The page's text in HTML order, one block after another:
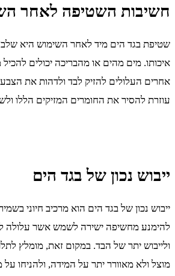
חשיבות השטיפה לאחר
שטיפת בגד הים מיד לאחר השימוש היא
איכותו. מים מהים או מהבריכה יכולים להכיל
אחרים העלולים להזיק לבד ולדהות את
עוזרת להסיר את החומרים המזיקים הללו
ייבוש נכון של בגד הים
ייבוש נכון של בגד הים הוא מרכיב חיוני
להימנע מחשיפה ישירה לשמש אשר עלולה
ולייבוש יתר של הבד. במקום זאת, מומלץ
מוצל ולא מאוורר יתר על המידה, ולהניחו על